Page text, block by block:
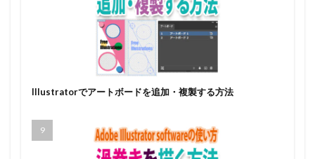
Illustratorでアートボードを追加・複製する方法